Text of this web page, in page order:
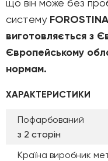
ХАРАКТЕРИСТИКИ
Пофарбований
з 2 сторін
Країна виробник
що він може без
систему
виготовляється з
Європейському
нормам.